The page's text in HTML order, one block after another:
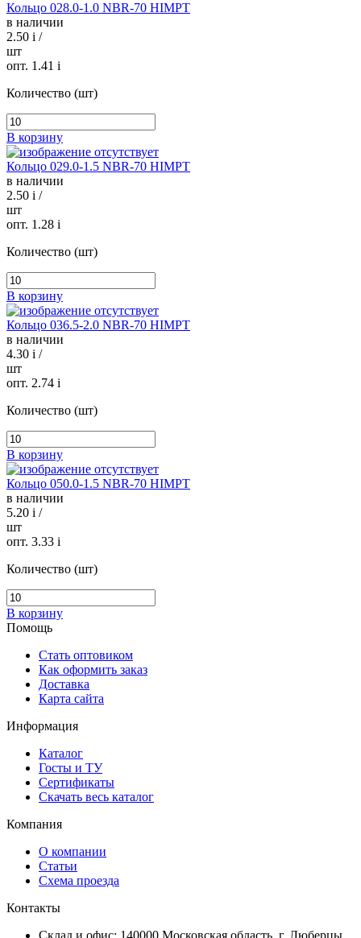
Кольцо 028.0-1.0 NBR-70 HIMPT
в наличии
2.50 i /
шт
опт. 1.41 i
Количество (шт)
В корзину
Кольцо 029.0-1.5 NBR-70 HIMPT
в наличии
2.50 i /
шт
опт. 1.28 i
Количество (шт)
В корзину
Кольцо 036.5-2.0 NBR-70 HIMPT
в наличии
4.30 i /
шт
опт. 2.74 i
Количество (шт)
В корзину
Кольцо 050.0-1.5 NBR-70 HIMPT
в наличии
5.20 i /
шт
опт. 3.33 i
Количество (шт)
В корзину
Помощь
Стать оптовиком
Как оформить заказ
Доставка
Карта сайта
Информация
Каталог
Госты и ТУ
Сертификаты
Скачать весь каталог
Компания
О компании
Статьи
Схема проезда
Контакты